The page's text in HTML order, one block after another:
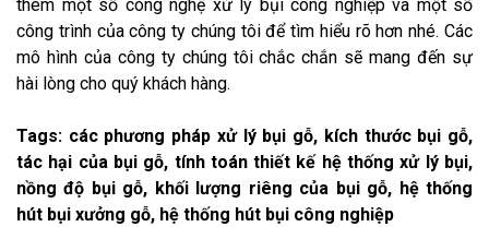
thêm một số công nghệ xử lý bụi công nghiệp và một số
công trình của công ty chúng tôi để tìm hiểu rõ hơn nhé. Các
mô hình của công ty chúng tôi chắc chắn sẽ mang đến sự
hài lòng cho quý khách hàng.
Tags: các phương pháp xử lý bụi gỗ, kích thước bụi gỗ,
tác hại của bụi gỗ, tính toán thiết kế hệ thống xử lý bụi,
nồng độ bụi gỗ, khối lượng riêng của bụi gỗ, hệ thống
hút bụi xưởng gỗ, hệ thống hút bụi công nghiệp